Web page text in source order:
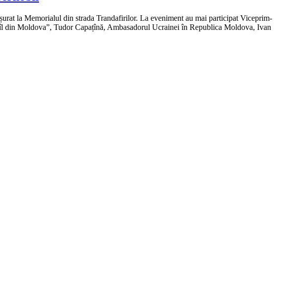
la Memorialul din strada Trandafirilor. La eveniment au mai participat Viceprim-
Moldova”, Tudor Capațînă, Ambasadorul Ucrainei în Republica Moldova, Ivan